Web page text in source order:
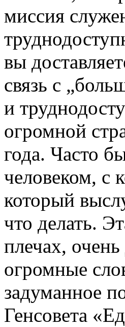
миссия
вы
связь с
и
огромной
года. Часто
человеком, с
который
что делать.
плечах,
огромные
задуманное
Генсовета